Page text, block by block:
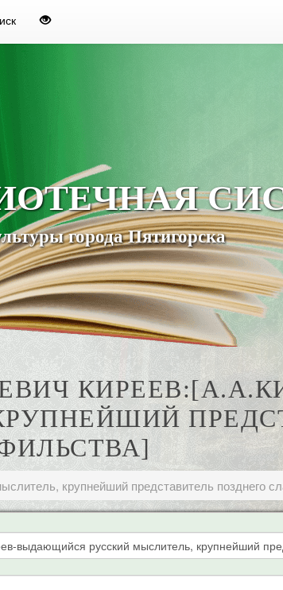
города Пятигорска
крупнейший представитель позднего